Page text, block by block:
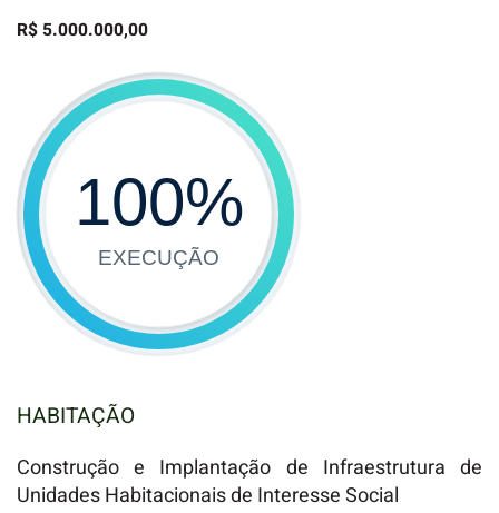
R$ 5.000.000,00
100%
EXECUÇÃO
HABITAÇÃO
Construção e Implantação de Infraestrutura de
Unidades Habitacionais de Interesse Social